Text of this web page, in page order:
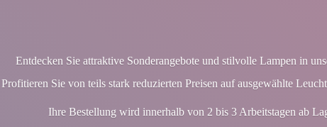
Entdecken Sie attraktive Sonderangebote und stilvolle Lampen in
Profitieren Sie von teils stark reduzierten Preisen auf ausgewählte
Ihre Bestellung wird innerhalb von 2 bis 3 Arbeitstagen ab